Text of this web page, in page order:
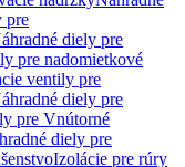
pre
diely pre
pre nadomietkové
ventily pre
diely pre
pre Vnútorné
diely pre
Izolácie pre rúry